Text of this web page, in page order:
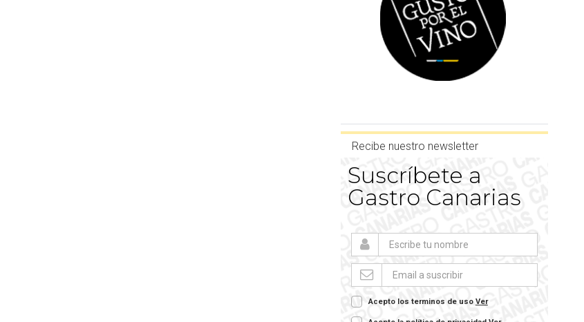
Recibe nuestro newsletter
Suscríbete a
Gastro Canarias
Acepto los terminos de uso Ver